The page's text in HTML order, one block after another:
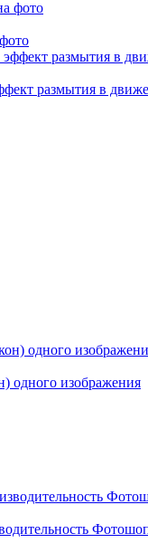
размытия в
одного изображения